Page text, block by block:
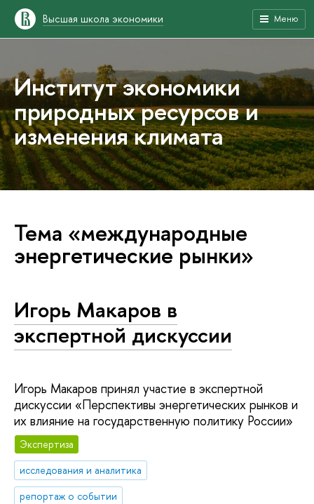
Высшая школа экономики Меню
Институт экономики
природных ресурсов и
изменения климата
Тема «международные
энергетические рынки»
Игорь Макаров в
экспертной дискуссии
Игорь Макаров принял участие в экспертной
дискуссии «Перспективы энергетических рынков и
их влияние на государственную политику России»
Экспертиза
исследования и аналитика
репортаж о событии